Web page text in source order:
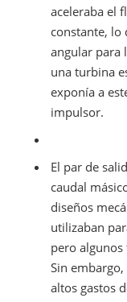
aceleraba el
constante,
angular para
una turbina
exponía a
impulsor.
El par de
caudal
diseños
utilizaban
pero
Sin
altos gastos